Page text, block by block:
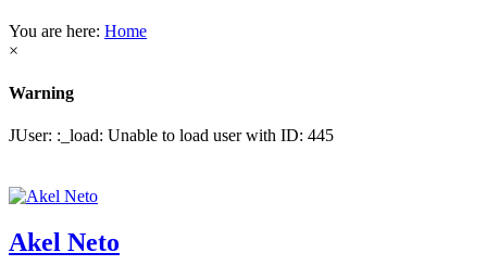
You are here: Home
×
Warning
JUser: :_load: Unable to load user with ID: 445
Akel Neto